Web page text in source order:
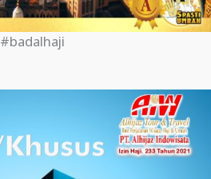
#badalhaji